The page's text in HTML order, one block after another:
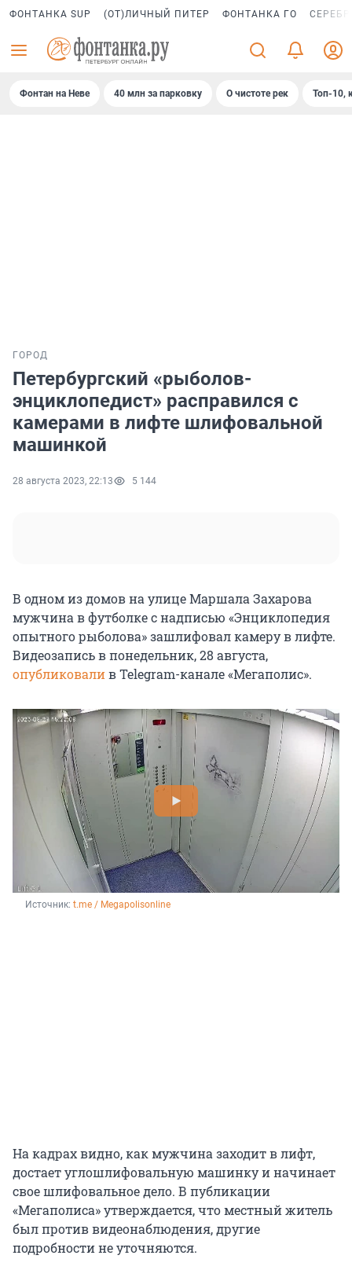
ФОНТАНКА SUP (ОТ)ЛИЧНЫЙ ПИТЕР ФОНТАНКА ГО
Фонтан на Неве 40 млн за парковку О чистоте рек Топ-10,
ГОРОД
Петербургский «рыболов-
энциклопедист» расправился с
камерами в лифте шлифовальной
машинкой
28 августа 2023, 22:13 5 144
В одном из домов на улице Маршала Захарова
мужчина в футболке с надписью «Энциклопедия
опытного рыболова» зашлифовал камеру в лифте.
Видеозапись в понедельник, 28 августа,
опубликовалив Telegram-канале «Мегаполис».
Источник: t.me / Megapolisonline
На кадрах видно, как мужчина заходит в лифт,
достает углошлифовальную машинку и начинает
свое шлифовальное дело. В публикации
«Мегаполиса» утверждается, что местный житель
был против видеонаблюдения, другие
подробности не уточняются.